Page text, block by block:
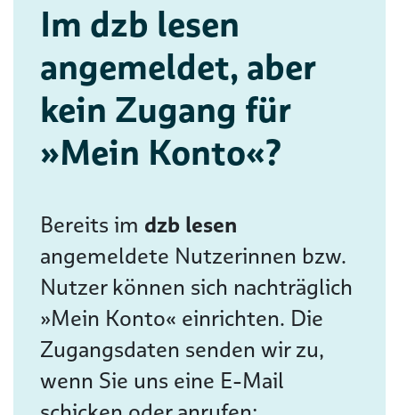
Im dzb lesen
angemeldet, aber
kein Zugang für
»Mein Konto«?
Bereits im dzb lesen
angemeldete Nutzerinnen bzw.
Nutzer können sich nachträglich
»Mein Konto« einrichten. Die
Zugangsdaten senden wir zu,
wenn Sie uns eine E-Mail